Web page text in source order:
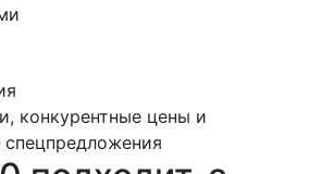
конкурентные цены и